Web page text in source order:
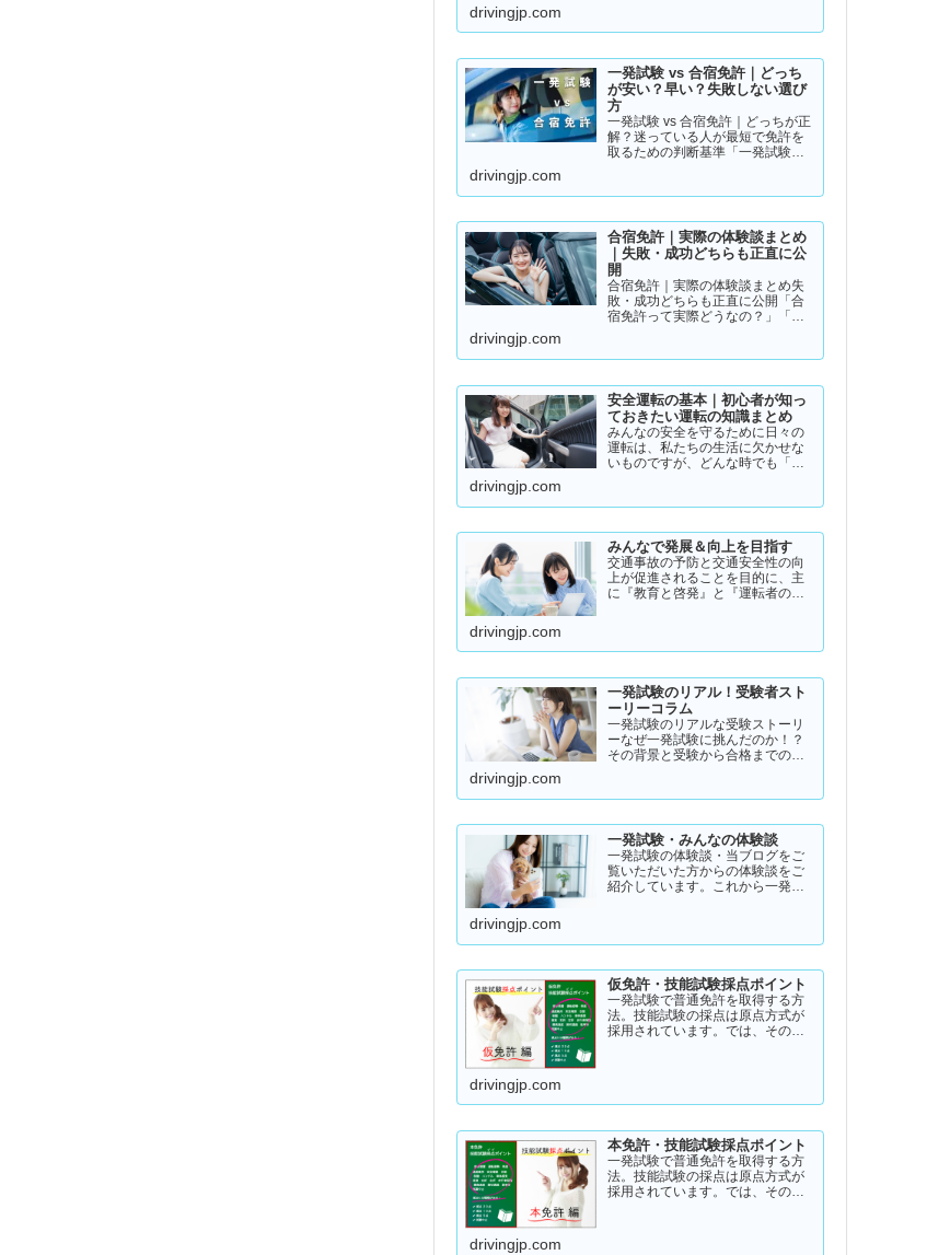
ているそんな方に向けて書いてい
ると、・さらに何回も落ちる・
数…
drivingjp.com
一発試験 vs 合宿免許｜どっち
が安い？早い？失敗しない選び
方
一発試験 vs 合宿免許｜どっちが正
解？迷っている人が最短で免許を
取るための判断基準「一発試験と
たくない…」免許の取り方で迷っ
から言うと、人によって最適…
drivingjp.com
合宿免許｜実際の体験談まとめ
｜失敗・成功どちらも正直に公
開
合宿免許｜実際の体験談まとめ失
敗・成功どちらも正直に公開「合
宿免許って実際どうなの？」「ち
を持っている方に向けて、実際の
めました。結論から言うと👇👉 …
drivingjp.com
安全運転の基本｜初心者が知っ
ておきたい運転の知識まとめ
みんなの安全を守るために日々の
運転は、私たちの生活に欠かせな
いものですが、どんな時でも「安
に変化しており、思わぬ危険が潜
ドの出し過ぎや注意力の低下、
小…
drivingjp.com
みんなで発展＆向上を目指す
交通事故の予防と交通安全性の向
上が促進されることを目的に、主
に『教育と啓発』と『運転者の意
drivingjp.com
一発試験のリアル！受験者スト
ーリーコラム
一発試験のリアルな受験ストーリ
ーなぜ一発試験に挑んだのか！？
その背景と受験から合格までのリ
→ 一発試験 新 完全ガイド!
drivingjp.com
一発試験・みんなの体験談
一発試験の体験談・当ブログをご
覧いただいた方からの体験談をご
紹介しています。これから一発試
ていただけたら幸いです。
drivingjp.com
仮免許・技能試験採点ポイント
一発試験で普通免許を取得する方
法。技能試験の採点は原点方式が
採用されています。では、その際
点基準と具体的な減点数をまとめ
drivingjp.com
本免許・技能試験採点ポイント
一発試験で普通免許を取得する方
法。技能試験の採点は原点方式が
採用されています。では、その際
drivingjp.com